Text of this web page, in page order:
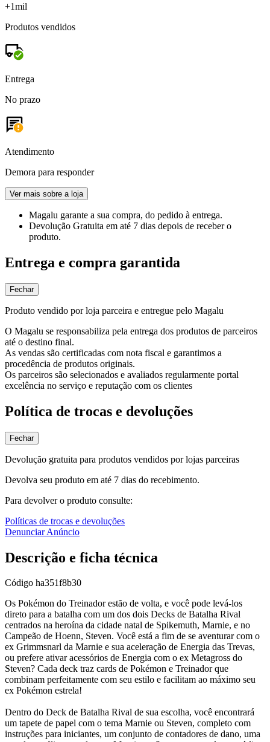
+1mil
Produtos vendidos
Entrega
No prazo
Atendimento
Demora para responder
Ver mais sobre a loja
Magalu garante a sua compra, do pedido à entrega.
Devolução Gratuita em até 7 dias depois de receber o
produto.
Entrega e compra garantida
Fechar
Produto vendido por loja parceira e entregue pelo Magalu
O Magalu se responsabiliza pela entrega dos produtos de parceiros
até o destino final.
As vendas são certificadas com nota fiscal e garantimos a
procedência de produtos originais.
Os parceiros são selecionados e avaliados regularmente portal
excelência no serviço e reputação com os clientes
Política de trocas e devoluções
Fechar
Devolução gratuita para produtos vendidos por lojas parceiras
Devolva seu produto em até 7 dias do recebimento.
Para devolver o produto consulte:
Políticas de trocas e devoluções
Denunciar Anúncio
Descrição e ficha técnica
Código ha351f8b30
Os Pokémon do Treinador estão de volta, e você pode levá-los
direto para a batalha com um dos dois Decks de Batalha Rival
centrados na heroína da cidade natal de Spikemuth, Marnie, e no
Campeão de Hoenn, Steven. Você está a fim de se aventurar com o
ex Grimmsnarl da Marnie e sua aceleração de Energia das Trevas,
ou prefere ativar acessórios de Energia com o ex Metagross do
Steven? Cada deck traz cards de Pokémon e Treinador que
combinam perfeitamente com seu estilo e facilitam ao máximo seu
ex Pokémon estrela!
Dentro do Deck de Batalha Rival de sua escolha, você encontrará
um tapete de papel com o tema Marnie ou Steven, completo com
instruções para iniciantes, um conjunto de contadores de dano, uma